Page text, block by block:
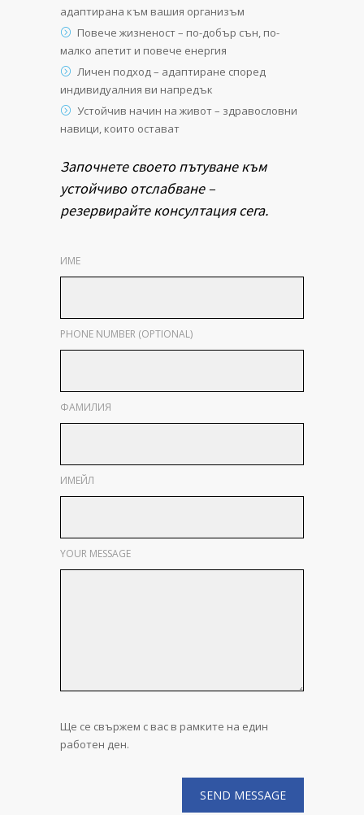
адаптирана към вашия организъм
Повече жизненост – по-добър сън, по-
малко апетит и повече енергия
Личен подход – адаптиране според
индивидуалния ви напредък
Устойчив начин на живот – здравословни
навици, които остават
Започнете своето пътуване към
устойчиво отслабване –
резервирайте консултация сега.
ИМЕ
PHONE NUMBER (OPTIONAL)
ФАМИЛИЯ
ИМЕЙЛ
YOUR MESSAGE
Ще се свържем с вас в рамките на един
работен ден.